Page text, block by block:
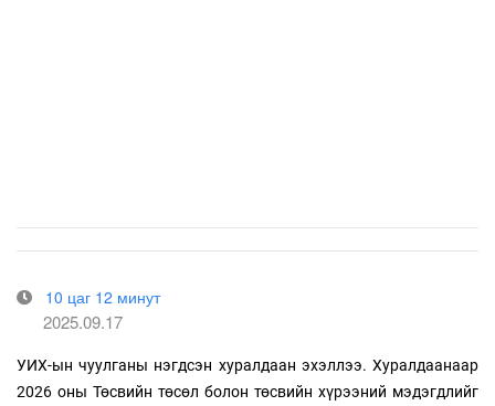
10 цаг 12 минут
2025.09.17
УИХ-ын чуулганы нэгдсэн хуралдаан эхэллээ. Хуралдаанаар
2026 оны Төсвийн төсөл болон төсвийн хүрээний мэдэгдлийг